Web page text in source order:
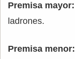
Premisa mayor:
ladrones.
Premisa menor: